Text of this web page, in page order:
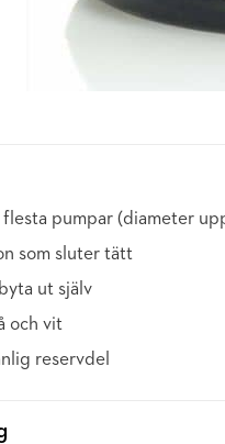
flesta pumpar (diameter
som sluter tätt
ut själv
och vit
reservdel